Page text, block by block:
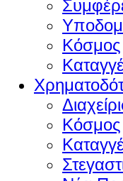
Κόσμος
Κόσμος